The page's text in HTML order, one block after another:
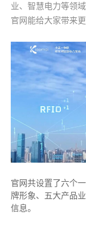
业、智慧电力等领
官网能给大家带来
官网共设置了六个
牌形象、五大产品
信息。